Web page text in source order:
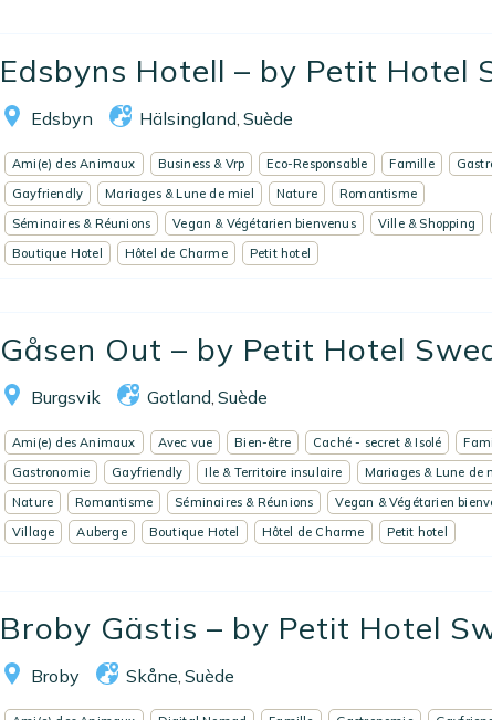
Edsbyns Hotell – by Petit Hotel
Edsbyn Hälsingland Suède
Ami(e) des Animaux Business & Vrp Eco-Responsable Famille
Gayfriendly
Mariages & Lune de miel Nature
Romantisme
Séminaires & Réunions
Vegan & Végétarien bienvenus Ville & Shopping
Boutique Hotel
Hôtel de Charme Petit hotel
Gåsen Out – by Petit Hotel
Burgsvik Gotland Suède
Ami(e) des Animaux Avec vue Bien-être Caché - secret & Isolé
Gastronomie
Gayfriendly Ile & Territoire insulaire
Mariages & Lune de
Nature
Romantisme Séminaires & Réunions
Vegan & Végétarien
Village
Auberge Boutique Hotel Hôtel de Charme Petit hotel
Broby Gästis – by Petit Hotel
Broby Skåne Suède